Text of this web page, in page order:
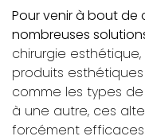
Pour venir à bout de
nombreuses
chirurgie
produits
comme les types
à une autre, ces
forcément